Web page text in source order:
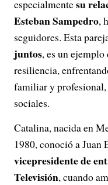
especialmentesu
Esteban Sampedro,
seguidores. Esta
juntos, es un
resiliencia,
familiar y profesional,
sociales.
Catalina, nacida en
1980, conoció a Juan
vicepresidente de
Televisión, cuando